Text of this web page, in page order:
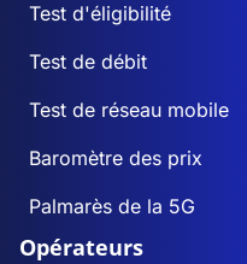
Test d'éligibilité
Test de débit
Test de réseau mobile
Baromètre des prix
Palmarès de la 5G
Opérateurs